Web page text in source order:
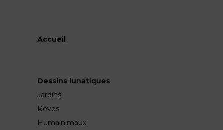
Accueil
Dessins lunatiques
Jardins
Rêves
Humainimaux